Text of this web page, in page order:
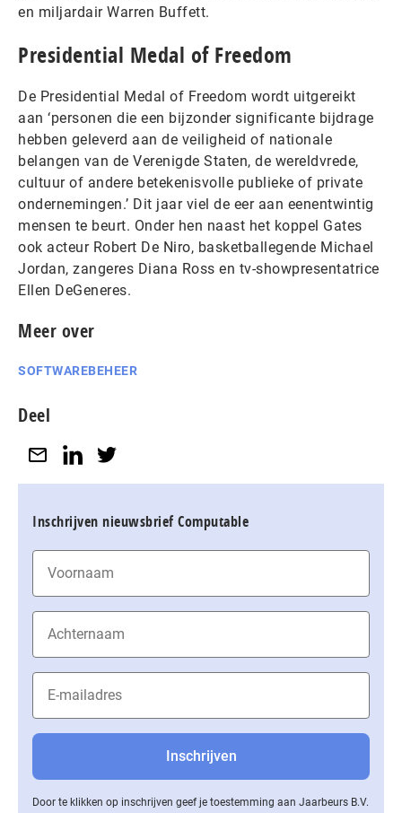
en miljardair Warren Buffett.
Presidential Medal of Freedom
De Presidential Medal of Freedom wordt uitgereikt
aan ‘personen die een bijzonder significante bijdrage
hebben geleverd aan de veiligheid of nationale
belangen van de Verenigde Staten, de wereldvrede,
cultuur of andere betekenisvolle publieke of private
ondernemingen.’ Dit jaar viel de eer aan eenentwintig
mensen te beurt. Onder hen naast het koppel Gates
ook acteur Robert De Niro, basketballegende Michael
Jordan, zangeres Diana Ross en tv-showpresentatrice
Ellen DeGeneres.
Meer over
SOFTWAREBEHEER
Deel
Inschrijven nieuwsbrief Computable
Door te klikken op inschrijven geef je toestemming aan Jaarbeurs B.V.